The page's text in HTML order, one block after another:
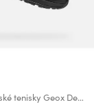
Černé dámské tenisky Geox Desya B ABX